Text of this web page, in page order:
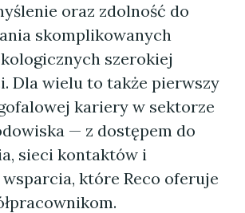
oraz zdolność do
skomplikowanych
szerokiej
Dla wielu to także pierwszy
kariery w sektorze
— z dostępem do
sieci kontaktów i
które Reco oferuje